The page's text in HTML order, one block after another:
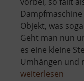
Objekt, was
Geht man nun
es eine kleine
Umhängen und
weiterlesen